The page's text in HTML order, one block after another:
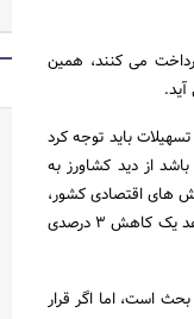
نرخ های 18 درصد برای تسهیلات پرداخت می کنند، همین
در رابطه با این کاهش 3 درصدی نرخ سود تسهیلات باید توجه کرد
از دید کشاورز به
های اقتصادی کشور،
کمتر است. اما اگر از دید بانک به ماجرا نگاه کنیم، ابتدا باید بررسی شود که بانک کشاورزی می خواهد یک کاهش 3 درصدی
یک بحث است، اما اگر قرار